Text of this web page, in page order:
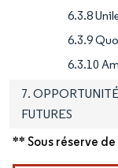
6.3.8
6.3.9
6.3.10
7.
FUTURES
** Sous réserve